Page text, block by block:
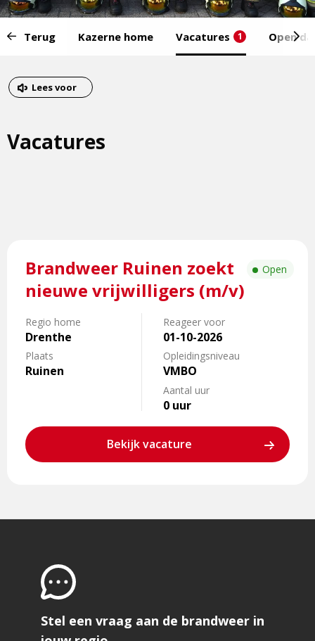
van
menu:
Terug Kazerne home Vacatures 1 Open
van
het
Dit
externe
Lees voor
Vacatures
Brandweer Ruinen zoekt
nieuwe vrijwilligers (m/v)
Regio home
Drenthe
Plaats
Ruinen
Reageer voor
01-10-2026
Opleidingsniveau
VMBO
Aantal uur
0 uur
Bekijk vacature
Open
meer
Brandweer
Ruinen
zoekt
nieuwe
vrijwilligers
Stel een vraag aan de brandweer in